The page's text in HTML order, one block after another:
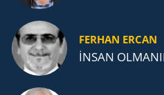
FERHAN ERCAN
İNSAN